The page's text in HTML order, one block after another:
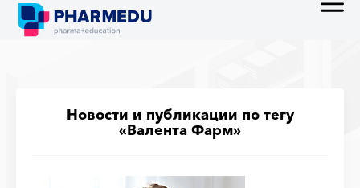
Новости и публикации по тегу
«Валента Фарм»